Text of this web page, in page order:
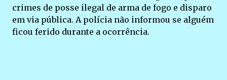
crimes de posse ilegal de arma de fogo e disparo
em via pública. A polícia não informou se alguém
ficou ferido durante a ocorrência.